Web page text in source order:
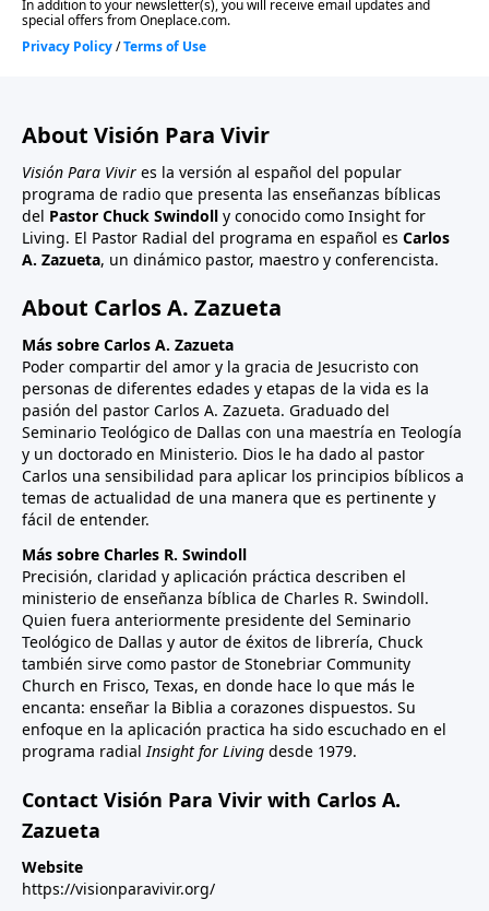
About Visión Para Vivir
Visión Para Vivir es la versión al español del popular
programa de radio que presenta las enseñanzas bíblicas
del Pastor Chuck Swindoll y conocido como Insight for
Living. El Pastor Radial del programa en español es Carlos
A. Zazueta, un dinámico pastor, maestro y conferencista.
About Carlos A. Zazueta
Más sobre Carlos A. Zazueta
Poder compartir del amor y la gracia de Jesucristo con
personas de diferentes edades y etapas de la vida es la
pasión del pastor Carlos A. Zazueta. Graduado del
Seminario Teológico de Dallas con una maestría en Teología
y un doctorado en Ministerio. Dios le ha dado al pastor
Carlos una sensibilidad para aplicar los principios bíblicos a
temas de actualidad de una manera que es pertinente y
fácil de entender.
Más sobre Charles R. Swindoll
Precisión, claridad y aplicación práctica describen el
ministerio de enseñanza bíblica de Charles R. Swindoll.
Quien fuera anteriormente presidente del Seminario
Teológico de Dallas y autor de éxitos de librería, Chuck
también sirve como pastor de Stonebriar Community
Church en Frisco, Texas, en donde hace lo que más le
encanta: enseñar la Biblia a corazones dispuestos. Su
enfoque en la aplicación practica ha sido escuchado en el
programa radialInsight for Living desde 1979.
Contact Visión Para Vivir with Carlos A.
Zazueta
Website
https://visionparavivir.org/